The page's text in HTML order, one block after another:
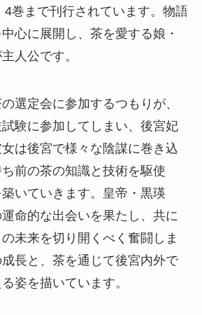
4巻まで刊行されています。物語
心に展開し、茶を愛する娘・
人公です。
選定会に参加するつもりが、
験に参加してしまい、後宮妃
は後宮で様々な陰謀に巻き込
前の茶の知識と技術を駆使
いていきます。皇帝・黒瑛
運命的な出会いを果たし、共に
未来を切り開くべく奮闘しま
長と、茶を通じて後宮内外で
姿を描いています。